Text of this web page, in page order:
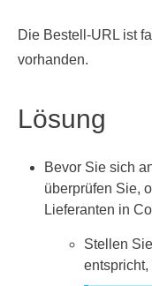
Die Bestell-URL ist
vorhanden.
Lösung
Bevor Sie sich
überprüfen Sie,
Lieferanten in
Stellen
entspricht,